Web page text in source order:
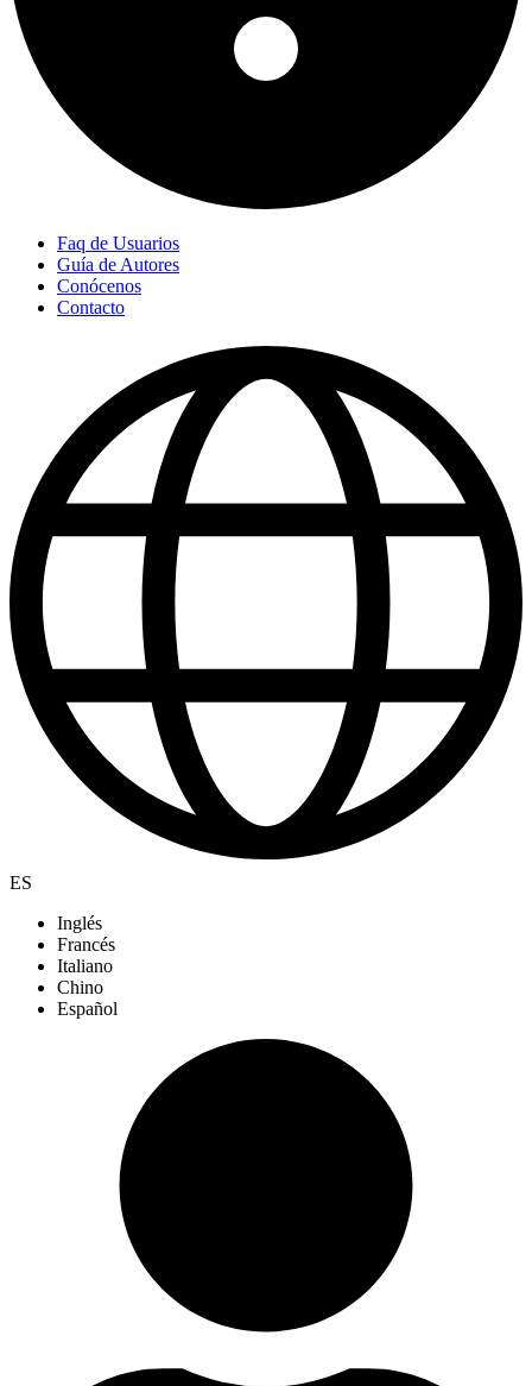
Faq de Usuarios
Guía de Autores
Conócenos
Contacto
ES
Inglés
Francés
Italiano
Chino
Español